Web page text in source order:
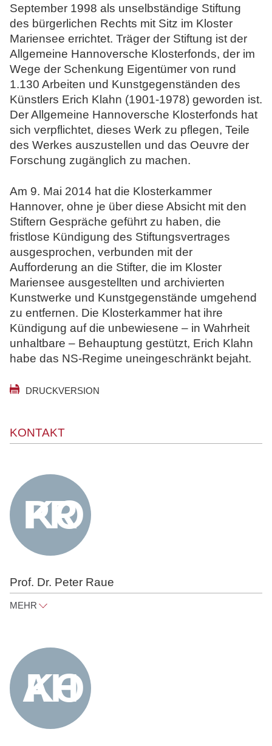
September 1998 als unselbständige Stiftung
des bürgerlichen Rechts mit Sitz im Kloster
Mariensee errichtet. Träger der Stiftung ist der
Allgemeine Hannoversche Klosterfonds, der im
Wege der Schenkung Eigentümer von rund
1.130 Arbeiten und Kunstgegenständen des
Künstlers Erich Klahn (1901-1978) geworden ist.
Der Allgemeine Hannoversche Klosterfonds hat
sich verpflichtet, dieses Werk zu pflegen, Teile
des Werkes auszustellen und das Oeuvre der
Forschung zugänglich zu machen.
Am 9. Mai 2014 hat die Klosterkammer
Hannover, ohne je über diese Absicht mit den
Stiftern Gespräche geführt zu haben, die
fristlose Kündigung des Stiftungsvertrages
ausgesprochen, verbunden mit der
Aufforderung an die Stifter, die im Kloster
Mariensee ausgestellten und archivierten
Kunstwerke und Kunstgegenstände umgehend
zu entfernen. Die Klosterkammer hat ihre
Kündigung auf die unbewiesene – in Wahrheit
unhaltbare – Behauptung gestützt, Erich Klahn
habe das NS-Regime uneingeschränkt bejaht.
DRUCKVERSION
KONTAKT
Prof. Dr. Peter Raue
MEHR
Tel +49 30 818 550 305